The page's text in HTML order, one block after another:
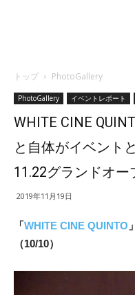
トップ PhotoGallery
PhotoGallery イベントレポート
WHITE CINE
と自体がイベント
11.22グランドオー
2019年11月19日
「WHITE CINE QUINTO
（10/10）